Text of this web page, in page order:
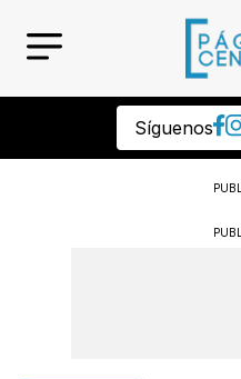
Síguenos